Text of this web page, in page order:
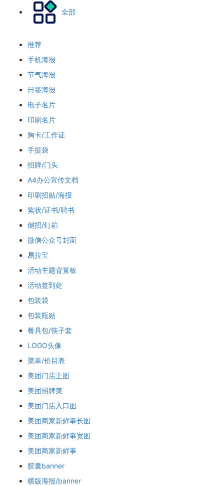
全部
推荐
手机海报
节气海报
日签海报
电子名片
印刷名片
胸卡/工作证
手提袋
招牌/门头
A4办公宣传文档
印刷招贴/海报
奖状/证书/聘书
侧招/灯箱
微信公众号封面
易拉宝
活动主题背景板
活动签到处
包装袋
包装瓶贴
餐具包/筷子套
LOGO头像
菜单/价目表
美团门店主图
美团招牌菜
美团门店入口图
美团商家新鲜事长图
美团商家新鲜事宽图
美团商家新鲜事
胶囊banner
横版海报/banner